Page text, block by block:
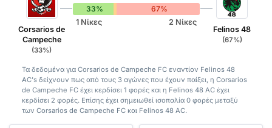
Corsarios de
Campeche
(33%)
33%
67%
1 Νίκες
2 Νίκες
Felinos 48
(67%)
Τα δεδομένα για Corsarios de Campeche FC εναντίον Felinos 48
AC's δείχνουν πως από τους 3 αγώνες που έχουν παίξει, η Corsarios
de Campeche FC έχει κερδίσει 1 φορές και η Felinos 48 AC έχει
κερδίσει 2 φορές. Επίσης έχει σημειωθεί ισοπαλία 0 φορές μεταξύ
των Corsarios de Campeche FC και Felinos 48 AC.